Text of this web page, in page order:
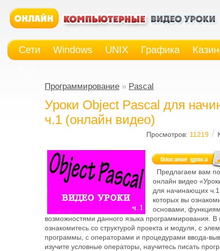
Сети Windows UNIX Графика
Программирование » Pascal
Уроки Object Pascal для
ч.1 (онлайн видео)
Просмотров: 11219 /
Предлагаем вам
онлайн видео
для начинающих
которых вы
основами,
возможностями данного языка программирования. В
ознакомитесь со структурой проекта и модуля, с
программы, с операторами и процедурами ввода-
изучите условные операторы, научитесь писать